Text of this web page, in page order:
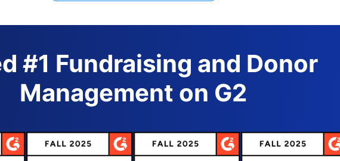
#1 Fundraising and Donor
Management on G2